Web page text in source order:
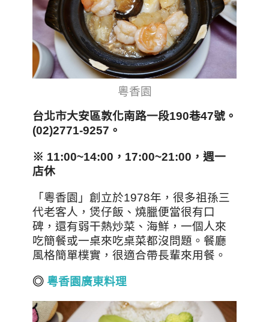
粵香園
台北市大安區敦化南路一段190巷47號。
(02)2771-9257。
※ 11:00~14:00，17:00~21:00，週一
店休
「粵香園」創立於1978年，很多祖孫三
代老客人，煲仔飯、燒臘便當很有口
碑，還有弱干熱炒菜、海鮮，一個人來
吃簡餐或一桌來吃桌菜都沒問題。餐廳
風格簡單樸實，很適合帶長輩來用餐。
◎ 粵香園廣東料理